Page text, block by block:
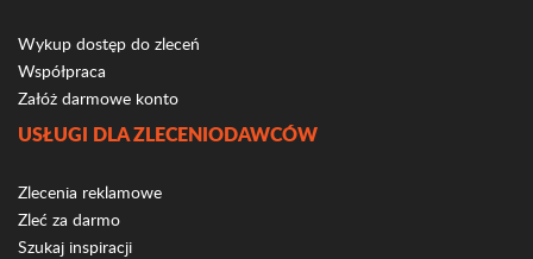
Wykup dostęp do zleceń
Współpraca
Załóż darmowe konto
USŁUGI DLA ZLECENIODAWCÓW
Zlecenia reklamowe
Zleć za darmo
Szukaj inspiracji